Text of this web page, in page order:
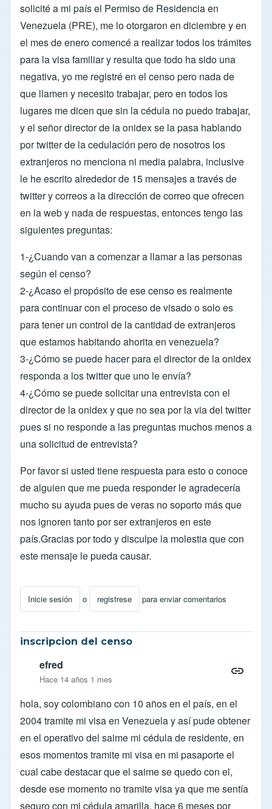
solicité a mi país el Permiso de Residencia en
Venezuela (PRE), me lo otorgaron en diciembre y en
el mes de enero comencé a realizar todos los trámites
para la visa familiar y resulta que todo ha sido una
negativa, yo me registré en el censo pero nada de
que llamen y necesito trabajar, pero en todos los
lugares me dicen que sin la cédula no puedo trabajar,
y el señor director de la onidex se la pasa hablando
por twitter de la cedulación pero de nosotros los
extranjeros no menciona ni media palabra, inclusive
le he escrito alrededor de 15 mensajes a través de
twitter y correos a la dirección de correo que ofrecen
en la web y nada de respuestas, entonces tengo las
siguientes preguntas:
1-¿Cuando van a comenzar a llamar a las personas
según el censo?
2-¿Acaso el propósito de ese censo es realmente
para continuar con el proceso de visado o solo es
para tener un control de la cantidad de extranjeros
que estamos habitando ahorita en venezuela?
3-¿Cómo se puede hacer para el director de la onidex
responda a los twitter que uno le envía?
4-¿Cómo se puede solicitar una entrevista con el
director de la onidex y que no sea por la via del twitter
pues si no responde a las preguntas muchos menos a
una solicitud de entrevista?
Por favor si usted tiene respuesta para esto o conoce
de alguien que me pueda responder le agradecería
mucho su ayuda pues de veras no soporto más que
nos ignoren tanto por ser extranjeros en este
país.Gracias por todo y disculpe la molestia que con
este mensaje le pueda causar.
Inicie sesión o registrese para enviar comentarios
inscripcion del censo
efred
Hace 14 años 1 mes
hola, soy colombiano con 10 años en el país, en el
2004 tramite mi visa en Venezuela y así pude obtener
en el operativo del saime mi cédula de residente, en
esos momentos tramite mi visa en mi pasaporte el
cual cabe destacar que el saime se quedo con el,
desde ese momento no tramite visa ya que me sentía
seguro con mi cédula amarilla, hace 6 meses por